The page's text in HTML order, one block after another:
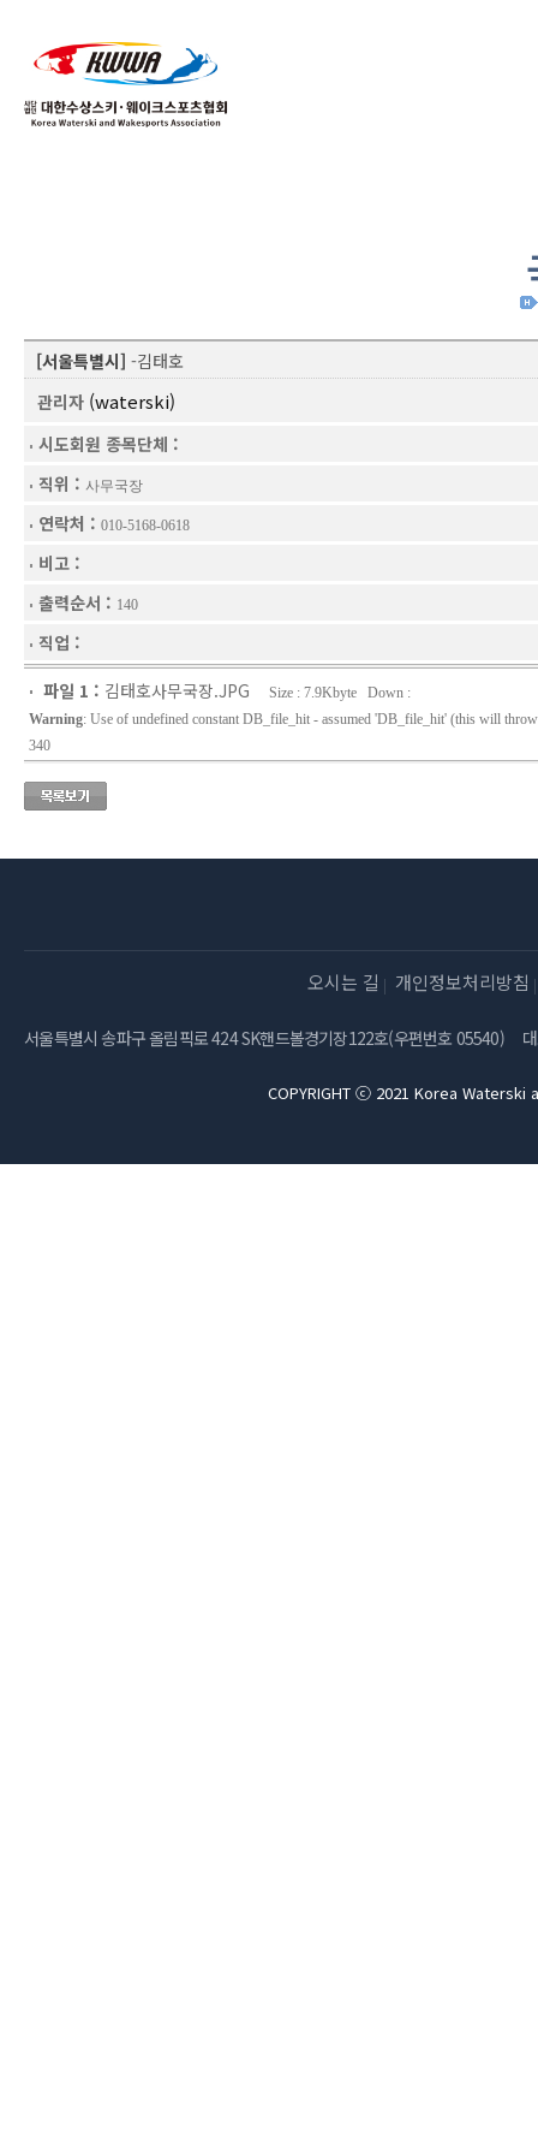
[서울특별시] -김태호
관리자(waterski)
시도회원 종목단체 :
직위 : 사무국장
연락처 : 010-5168-0618
비고 :
출력순서 : 140
직업 :
파일 1 : 김태호사무국장.JPG
Size : 7.9Kbyte Down :
Warning: Use of undefined constant DB_file_hit - assumed 'DB_file_hit' (this will
340
오시는 길 개인정보처리방침
서울특별시 송파구 올림픽로 424 SK핸드볼경기장122호(우편번호 05540)
COPYRIGHT ⓒ 2021 Korea Waterski